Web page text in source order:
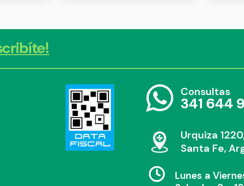
Consultas
341 644
Urquiza
Santa Fe,
Lunes a